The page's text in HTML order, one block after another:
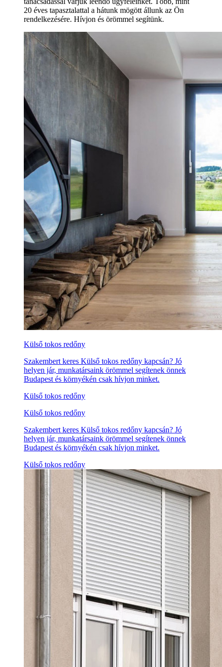
20 éves tapasztalattal a hátunk mögött állunk az Ön
rendelkezésére. Hívjon és örömmel segítünk.
Külső tokos redőny
Szakembert keres Külső tokos redőny kapcsán? Jó
helyen jár, munkatársaink örömmel segítenek önnek
Budapest és környékén csak hívjon minket.
Külső tokos redőny
Külső tokos redőny
Szakembert keres Külső tokos redőny kapcsán? Jó
helyen jár, munkatársaink örömmel segítenek önnek
Budapest és környékén csak hívjon minket.
Külső tokos redőny